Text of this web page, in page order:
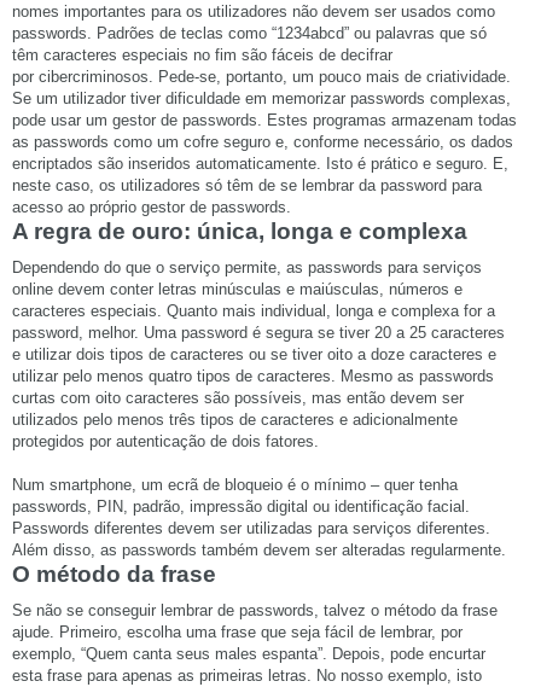
nomes importantes para os utilizadores não devem ser usados como
passwords. Padrões de teclas como “1234abcd” ou palavras que só
têm caracteres especiais no fim são fáceis de decifrar
por cibercriminosos. Pede-se, portanto, um pouco mais de criatividade.
Se um utilizador tiver dificuldade em memorizar passwords complexas,
pode usar um gestor de passwords. Estes programas armazenam todas
as passwords como um cofre seguro e, conforme necessário, os dados
encriptados são inseridos automaticamente. Isto é prático e seguro. E,
neste caso, os utilizadores só têm de se lembrar da password para
acesso ao próprio gestor de passwords.
A regra de ouro: única, longa e complexa
Dependendo do que o serviço permite, as passwords para serviços
online devem conter letras minúsculas e maiúsculas, números e
caracteres especiais. Quanto mais individual, longa e complexa for a
password, melhor. Uma password é segura se tiver 20 a 25 caracteres
e utilizar dois tipos de caracteres ou se tiver oito a doze caracteres e
utilizar pelo menos quatro tipos de caracteres. Mesmo as passwords
curtas com oito caracteres são possíveis, mas então devem ser
utilizados pelo menos três tipos de caracteres e adicionalmente
protegidos por autenticação de dois fatores.
Num smartphone, um ecrã de bloqueio é o mínimo – quer tenha
passwords, PIN, padrão, impressão digital ou identificação facial.
Passwords diferentes devem ser utilizadas para serviços diferentes.
Além disso, as passwords também devem ser alteradas regularmente.
O método da frase
Se não se conseguir lembrar de passwords, talvez o método da frase
ajude. Primeiro, escolha uma frase que seja fácil de lembrar, por
exemplo, “Quem canta seus males espanta”. Depois, pode encurtar
esta frase para apenas as primeiras letras. No nosso exemplo, isto